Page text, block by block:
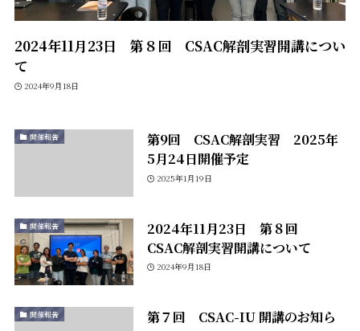
2024年11月23日 第８回 CSAC解剖実習開講につい
て
2024年9月18日
開催報告
第9回 CSAC解剖実習 2025年
5月24日開催予定
2025年1月19日
開催報告
2024年11月23日 第８回
CSAC解剖実習開講について
2024年9月18日
開催報告
第７回 CSAC-IU 開講のお知ら